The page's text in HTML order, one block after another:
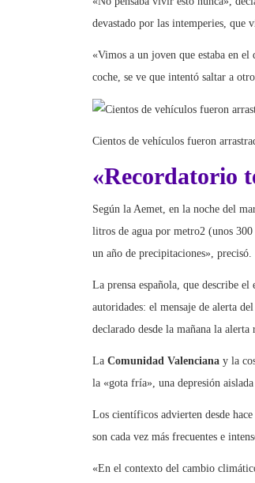
devastado por las intemperies, que
«Vimos a un joven que estaba en
coche, se ve que intentó saltar a
Cientos de vehículos fueron
«Recordatorio
Según la Aemet, en la noche del
litros de agua por metro2 (unos
un año de precipitaciones», precisó.
La prensa española, que describe
autoridades: el mensaje de alerta
declarado desde la mañana la alerta
La Comunidad Valenciana y la
la «gota fría», una depresión
Los científicos advierten desde
son cada vez más frecuentes e
«En el contexto del cambio